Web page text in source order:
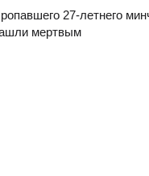
27-летнего
мертвым